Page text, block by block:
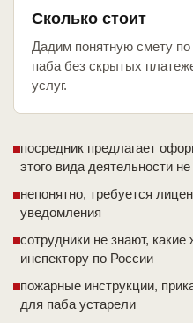
Сколько стоит
Дадим понятную смету
паба без скрытых
услуг.
посредник предлагает
этого вида деятельности
непонятно, требуется
уведомления
сотрудники не знают,
инспектору по России
пожарные инструкции,
для паба устарели